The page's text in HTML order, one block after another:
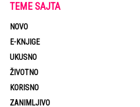
TEME SAJTA
NOVO
E-KNJIGE
UKUSNO
ŽIVOTNO
KORISNO
ZANIMLJIVO